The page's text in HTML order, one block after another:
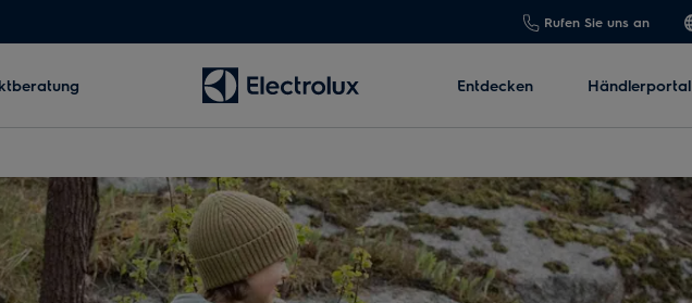
Rufen Sie uns an
Entdecken Händlerportal